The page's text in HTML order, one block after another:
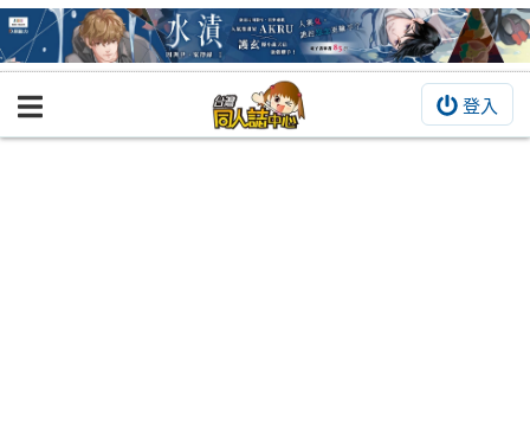
登入
BOOKY書集倉庫